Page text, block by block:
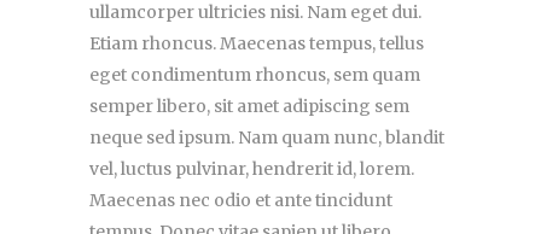
ullamcorper ultricies nisi. Nam eget dui.
Etiam rhoncus. Maecenas tempus, tellus
eget condimentum rhoncus, sem quam
semper libero, sit amet adipiscing sem
neque sed ipsum. Nam quam nunc, blandit
vel, luctus pulvinar, hendrerit id, lorem.
Maecenas nec odio et ante tincidunt